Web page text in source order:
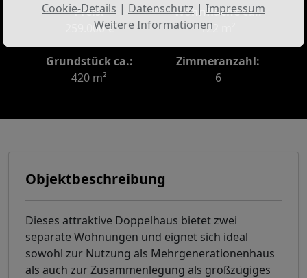
Preis:
259.000 €
Wohnfläche ca.:
122 m²
Grundstück ca.:
420 m²
Zimmeranzahl:
6
Objektbeschreibung
Dieses attraktive Doppelhaus bietet zwei
separate Wohnungen und eignet sich ideal
sowohl zur Nutzung als Mehrgenerationenhaus
als auch zur Zusammenlegung als großzügiges
Cookie-Details | Datenschutz | Impressum
Weitere Informationen